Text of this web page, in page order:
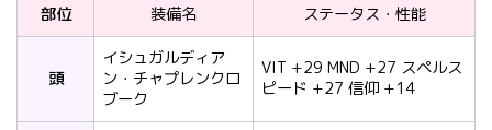
部位 装備名 ステータス・性能
頭
イシュガルディア
ン・チャプレンクロ
ブーク
VIT +29 MND +27 スペルス
ピード +27 信仰 +14